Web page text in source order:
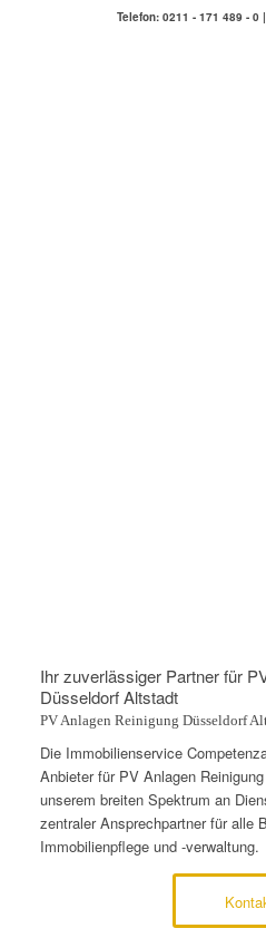
Telefon: 0211 - 171 489 -
Ihr zuverlässiger Partner für
Düsseldorf Altstadt
PV Anlagen Reinigung Düsseldorf
Die Immobilienservice
Anbieter für PV Anlagen
unserem breiten Spektrum an
zentraler Ansprechpartner für alle
Immobilienpflege und -verwaltung.